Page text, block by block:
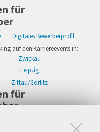
für
Digitales Bewerberprofil
auf den Karriereevents in:
Zwickau
Leipzig
Zittau/Görlitz
für
Firmenprofil